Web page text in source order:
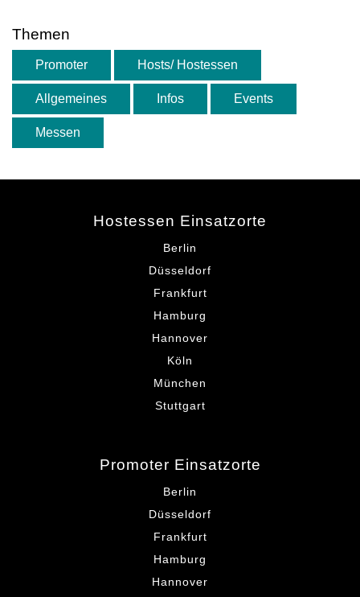
Themen
Promoter Hosts/ Hostessen
Allgemeines Infos Events
Messen
Hostessen Einsatzorte
Berlin
Düsseldorf
Frankfurt
Hamburg
Hannover
Köln
München
Stuttgart
Promoter Einsatzorte
Berlin
Düsseldorf
Frankfurt
Hamburg
Hannover